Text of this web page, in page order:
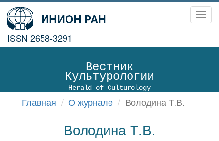
ISSN 2658-3291
Вестник
Культурологии
Herald of Culturology
Главная О журнале Володина Т.В.
Володина Т.В.